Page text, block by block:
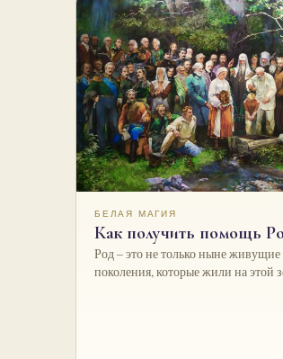
БЕЛАЯ МАГИЯ
Как получить помощь
Род – это не только ныне
поколения, которые жили на этой